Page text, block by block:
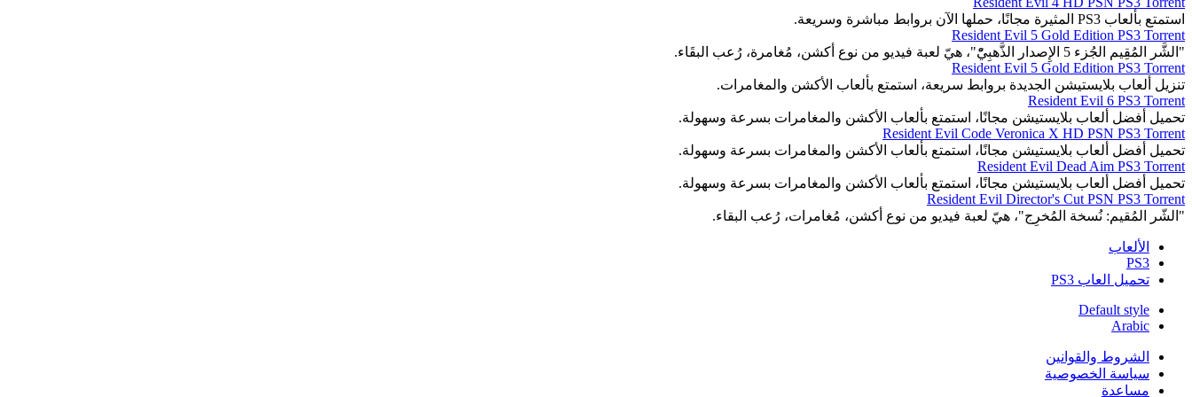
استمتع بألعاب PS3 المثيرة مجانًا، حملها الآن بروابط مباشرة وسريعة.
Resident Evil 5 Gold Edition PS3 Torrent
"الشَّر المُقِيم الجُزء 5 الإِصدار الذَّهبِيّْ"، هيّ لعبة فيديو من نوع أكشن، مُغامرة، رُعب البقَاء.
Resident Evil 5 Gold Edition PS3 Torrent
تنزيل ألعاب بلايستيشن الجديدة بروابط سريعة، استمتع بألعاب الأكشن والمغامرات.
Resident Evil 6 PS3 Torrent
تحميل أفضل ألعاب بلايستيشن مجانًا، استمتع بألعاب الأكشن والمغامرات بسرعة وسهولة.
Resident Evil Code Veronica X HD PSN PS3 Torrent
تحميل أفضل ألعاب بلايستيشن مجانًا، استمتع بألعاب الأكشن والمغامرات بسرعة وسهولة.
Resident Evil Dead Aim PS3 Torrent
تحميل أفضل ألعاب بلايستيشن مجانًا، استمتع بألعاب الأكشن والمغامرات بسرعة وسهولة.
Resident Evil Director's Cut PSN PS3 Torrent
"الشّر المُقيم: نُسخة المُخرِج"، هيّ لعبة فيديو من نوع أكشن، مُغامرات، رُعب البقاء.
الألعاب
PS3
تحميل العاب PS3
Default style
Arabic
الشروط والقوانين
سياسة الخصوصية
مساعدة